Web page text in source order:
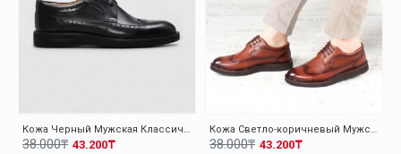
Кожа Черный Мужская Классическая Обувь 095MA4051-1
43.200₸
38.000₸
Кожа Светло-коричневый Мужская Классическая Обувь 095MA4051-1
43.200₸
38.000₸